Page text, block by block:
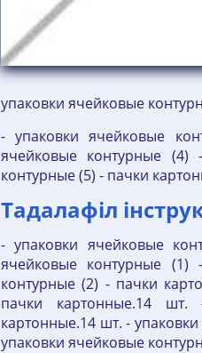
упаковки ячейковые
- упаковки ячейковые
ячейковые контурные
контурные (5) - пачки
Тадалафіл
- упаковки ячейковые
ячейковые контурные
контурные (2) - пачки
пачки картонные.14
картонные.14 шт. -
упаковки ячейковые